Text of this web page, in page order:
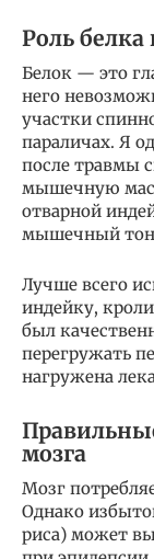
Роль белка
Белок — это
него
участки
параличах. Я
после травмы
мышечную
отварной
мышечный
Лучше всего
индейку,
был
перегружать
нагружена
мозга
Мозг
Однако
риса) может